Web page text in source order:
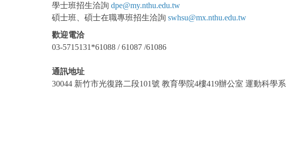
學士班招生洽詢 dpe@my.nthu.edu.tw
碩士班、碩士在職專班招生洽詢 swhsu@mx.nthu.edu.tw
歡迎電洽
03-5715131*61088 / 61087 /61086
通訊地址
30044 新竹市光復路二段101號 教育學院4樓419辦公室 運動科學系